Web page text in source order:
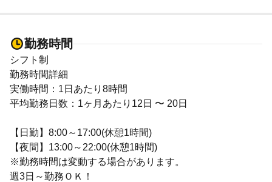
勤務時間
シフト制
勤務時間詳細
実働時間：1日あたり8時間
平均勤務日数：1ヶ月あたり12日 〜 20日
【日勤】8:00～17:00(休憩1時間)
【夜間】13:00～22:00(休憩1時間)
※勤務時間は変動する場合があります。
週3日～勤務ＯＫ！